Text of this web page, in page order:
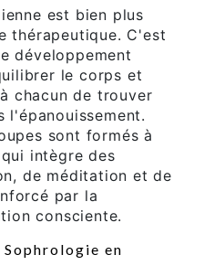
est bien plus
thérapeutique. C'est
développement
le corps et
chacun de trouver
l'épanouissement.
sont formés à
intègre des
de méditation et de
par la
consciente.
en